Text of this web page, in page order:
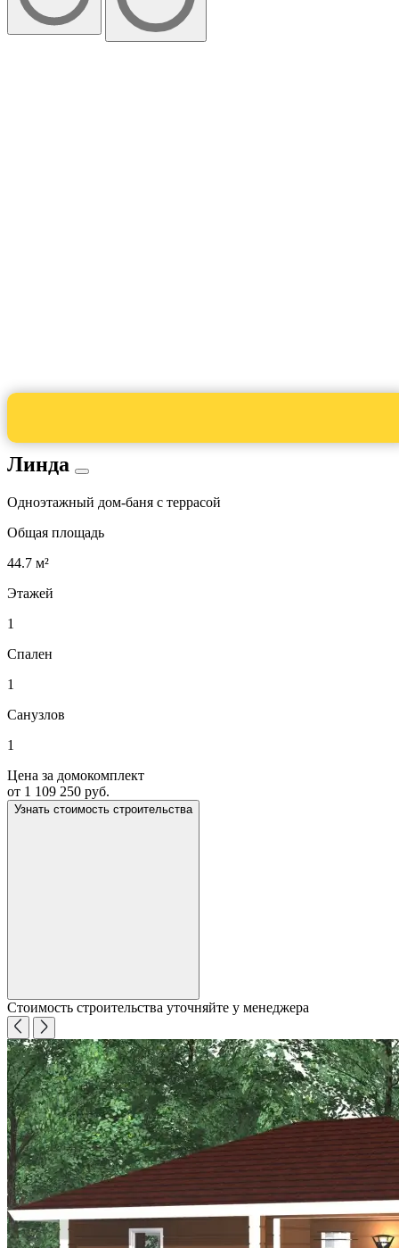
Линда
Одноэтажный дом-баня с террасой
Общая площадь
44.7 м²
Этажей
1
Спален
1
Санузлов
1
Цена за домокомплект
от 1 109 250 руб.
Узнать стоимость строительства
Стоимость строительства уточняйте у менеджера